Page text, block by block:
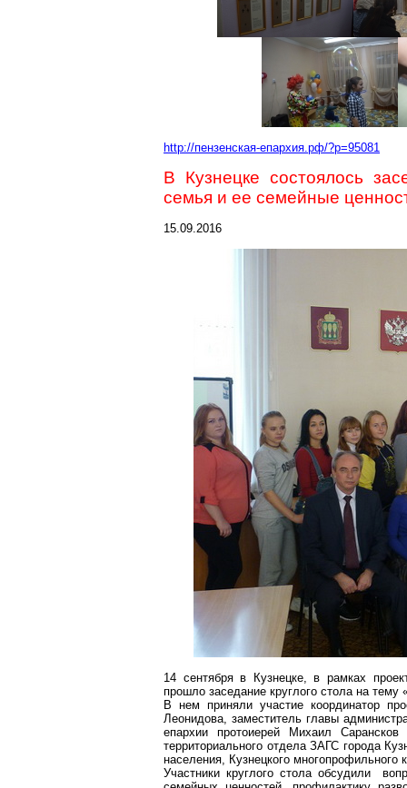
http://пензенская-епархия.рф/?p=95081
В Кузнецке состоялось
семья и ее семейные
15.09.2016
14 сентября в Кузнецке, в рамках
прошло заседание круглого стола на
В нем приняли участие координатор
Леонидова, заместитель главы
епархии протоиерей Михаил Сарансков
территориального отдела ЗАГС города
населения, Кузнецкого
Участники круглого стола обсудили